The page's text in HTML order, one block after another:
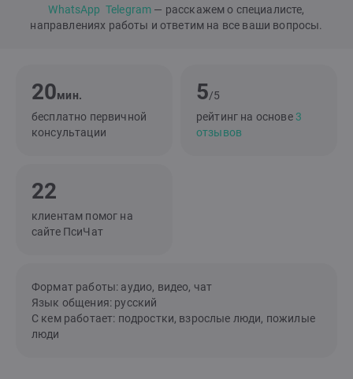
WhatsApp Telegram — расскажем о специалисте,
направлениях работы и ответим на все ваши вопросы.
20мин.
бесплатно первичной
консультации
5/5
рейтинг на основе 3
отзывов
22
клиентам помог на
сайте ПсиЧат
Формат работы: аудио, видео, чат
Язык общения: русский
С кем работает: подростки, взрослые люди, пожилые
люди